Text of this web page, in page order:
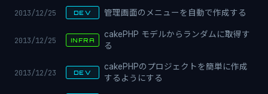
2013/12/25 DEV 管理画面のメニューを自動で作成する
2013/12/25 INFRA
cakePHP モデルからランダムに取得す
る
2013/12/23 DEV
cakePHPのプロジェクトを簡単に作成
するようにする